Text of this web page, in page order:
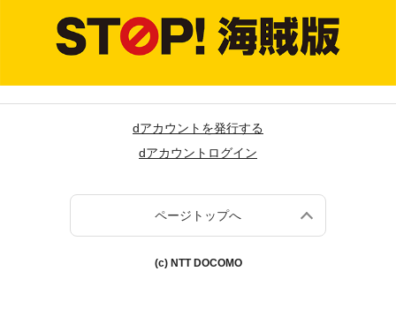
dアカウントを発行する
dアカウントログイン
ページトップへ
(c) NTT DOCOMO